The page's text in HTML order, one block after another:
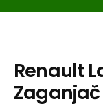
Renault
Zaganjač